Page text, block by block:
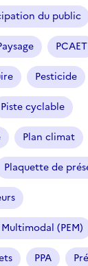
du public
PCAET
Pesticide
Piste cyclable
Plan climat
Plaquette de
(PEM)
PPA